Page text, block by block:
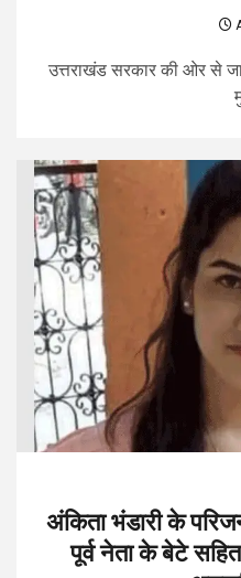
उत्तराखंड सरकार की ओर से
अंकिता भंडारी के
पूर्व नेता के बेटे